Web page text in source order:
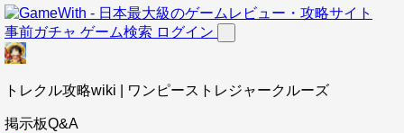
事前ガチャ ゲーム検索 ログイン
トレクル攻略wiki | ワンピーストレジャークルーズ
掲示板Q&A